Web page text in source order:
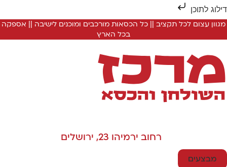
לתוכן
מגוון עצום לכל תקציב || כל הכסאות מורכבים ומוכנים לישיבה || אספקה
בכל הארץ
רחוב ירמיהו 23, ירושלים
מבצעים